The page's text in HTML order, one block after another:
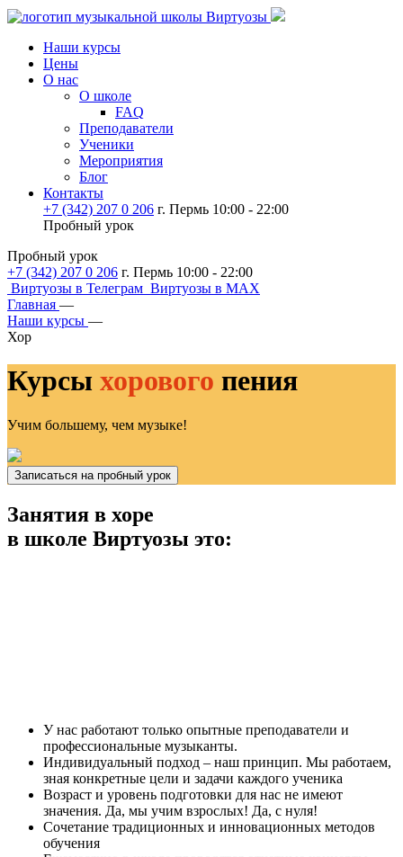
Наши курсы
Цены
О нас
О школе
FAQ
Преподаватели
Ученики
Мероприятия
Блог
Контакты
+7 (342) 207 0 206 г. Пермь 10:00 - 22:00
Пробный урок
Пробный урок
+7 (342) 207 0 206 г. Пермь 10:00 - 22:00
Виртуозы в Телеграм Виртуозы в MAX
Главная —
Наши курсы —
Хор
Курсы хорового пения
Учим большему, чем музыке!
Записаться на пробный урок
Занятия в хоре
в школе Виртуозы это:
У нас работают только опытные преподаватели и
профессиональные музыканты.
Индивидуальный подход – наш принцип. Мы работаем,
зная конкретные цели и задачи каждого ученика
Возраст и уровень подготовки для нас не имеют
значения. Да, мы учим взрослых! Да, с нуля!
Сочетание традиционных и инновационных методов
обучения